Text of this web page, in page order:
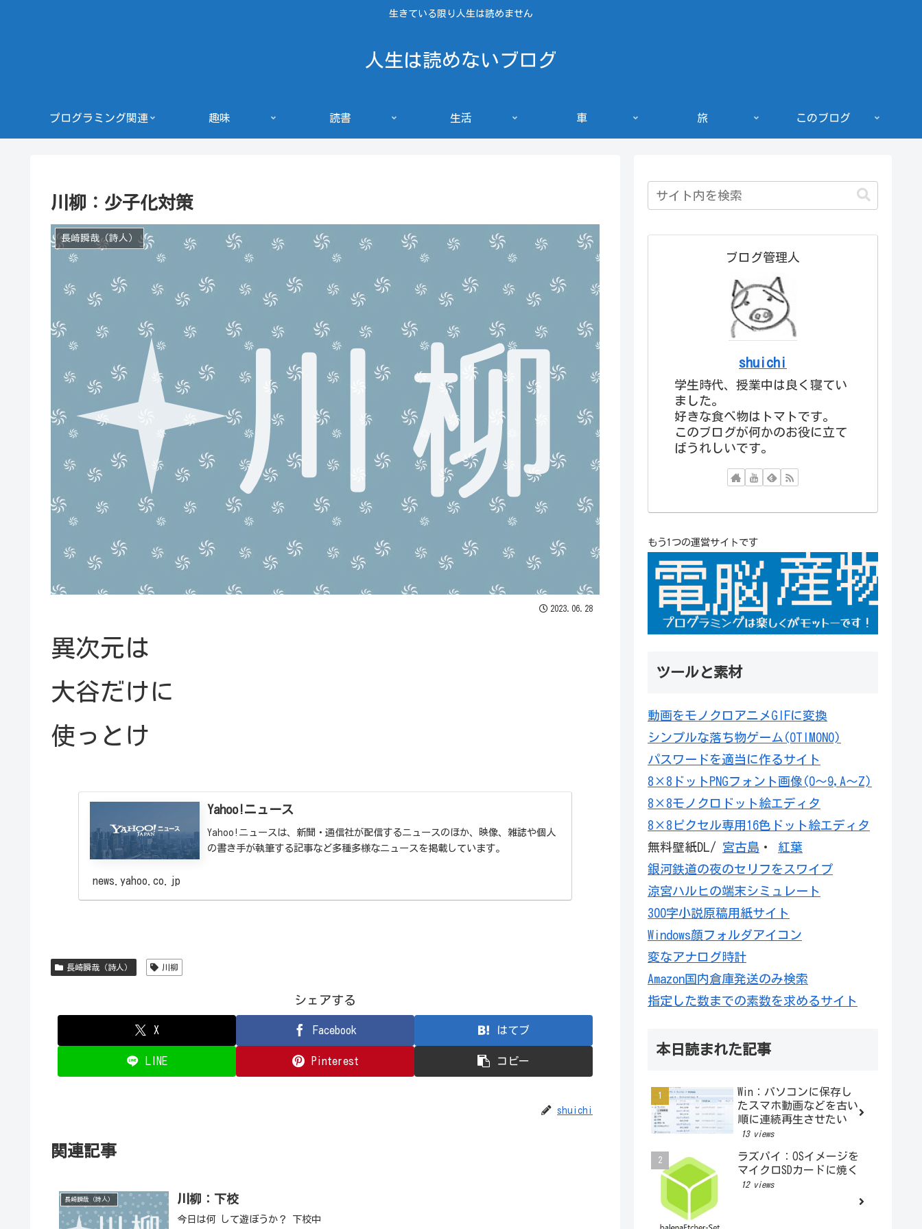
生きている限り人生は読めません
人生は読めないブログ
プログラミング関連 趣味 読書 生活 車 旅 このブログ
川柳：少子化対策
長崎瞬哉（詩人）
2023.06.28
異次元は
大谷だけに
使っとけ
Yahoo!ニュース
Yahoo!ニュースは、新聞・通信社が配信するニュースのほか、映像、雑誌や個人
の書き手が執筆する記事など多種多様なニュースを掲載しています。
news.yahoo.co.jp
長崎瞬哉（詩人） 川柳
シェアする
X Facebook はてブ
LINE Pinterest コピー
shuichi
関連記事
長崎瞬哉（詩人） 川柳：下校
今日は何 して遊ぼうか？ 下校中
ブログ管理人
shuichi
学生時代、授業中は良く寝てい
ました。
好きな食べ物はトマトです。
このブログが何かのお役に立て
ばうれしいです。
もう1つの運営サイトです
ツールと素材
動画をモノクロアニメGIFに変換
シンプルな落ち物ゲーム(OTIMONO)
パスワードを適当に作るサイト
8×8ドットPNGフォント画像(0～9,A～Z)
8×8モノクロドット絵エディタ
8×8ピクセル専用16色ドット絵エディタ
無料壁紙DL/ 宮古島 ・ 紅葉
銀河鉄道の夜のセリフをスワイプ
涼宮ハルヒの端末シミュレート
300字小説原稿用紙サイト
Windows顔フォルダアイコン
変なアナログ時計
Amazon国内倉庫発送のみ検索
指定した数までの素数を求めるサイト
本日読まれた記事
Win：パソコンに保存し
たスマホ動画などを古い
順に連続再生させたい
13 views
ラズパイ：OSイメージを
マイクロSDカードに焼く
12 views